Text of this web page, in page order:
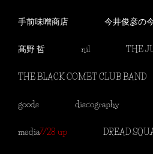
手前味噌商店 今井俊彦の
髙野 哲 nil THE
THE BLACK COMET CLUB BAND
goods discography
media7/28 up DREAD